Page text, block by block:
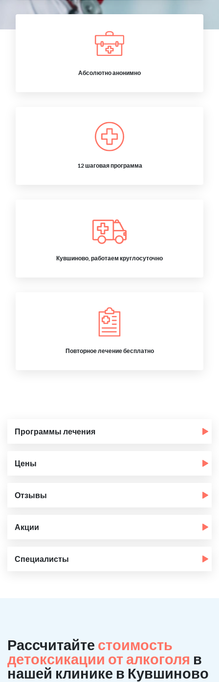
Абсолютно анонимно
12 шаговая программа
Кувшиново, работаем круглосуточно
Повторное лечение бесплатно
Программы лечения
Цены
Отзывы
Акции
Специалисты
Рассчитайте стоимость
детоксикации от алкоголя в
нашей клинике в Кувшиново